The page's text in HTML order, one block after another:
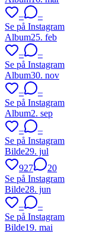
–
–
Se på Instagram
Album25. feb
–
–
Se på Instagram
Album30. nov
–
–
Se på Instagram
Album2. sep
–
–
Se på Instagram
Bilde29. jul
927
20
Se på Instagram
Bilde28. jun
–
–
Se på Instagram
Bilde19. mai